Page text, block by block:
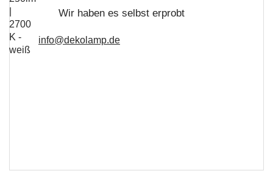
Wir haben es selbst erprobt
info@dekolamp.de